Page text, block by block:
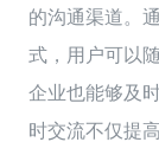
的沟通渠道。
式，用户可以
企业也能够及
时交流不仅提